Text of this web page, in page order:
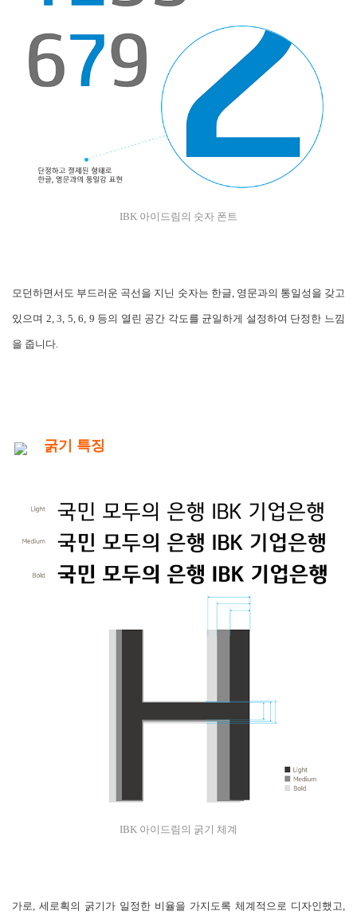
IBK 아이드림의 숫자 폰트
모던하면서도 부드러운 곡선을 지닌 숫자는 한글, 영문과의 통일성을 갖고
있으며 2, 3, 5, 6, 9 등의 열린 공간 각도를 균일하게 설정하여 단정한 느낌
을 줍니다.
굵기 특징
IBK 아이드림의 굵기 체계
가로, 세로획의 굵기가 일정한 비율을 가지도록 체계적으로 디자인했고,